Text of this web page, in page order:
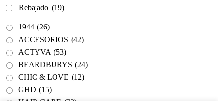
Rebajado (19)
1944 (26)
ACCESORIOS (42)
ACTYVA (53)
BEARDBURYS (24)
CHIC & LOVE (12)
GHD (15)
HAIR CARE (33)